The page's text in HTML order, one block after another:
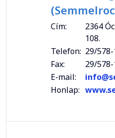
Cím:
2364
108.
Telefon: 29/578-
Fax:
29/
E-mail:
Honlap: